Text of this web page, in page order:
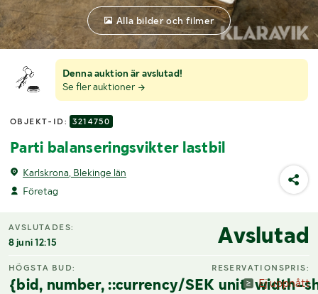
Denna auktion är avslutad!
Se fler auktioner
OBJEKT-ID: 3214750
Parti balanseringsvikter lastbil
Karlskrona, Blekinge län
Företag
Alla bilder och filmer
AVSLUTADES:
8 juni 12:15 Avslutad
HÖGSTA BUD:
{bid, number, ::currency/SEK unit-width-
RESERVATIONSPRIS:
Ej uppnått